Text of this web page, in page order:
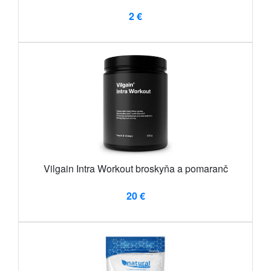
2 €
Vilgain Intra Workout broskyňa a pomaranč
20 €